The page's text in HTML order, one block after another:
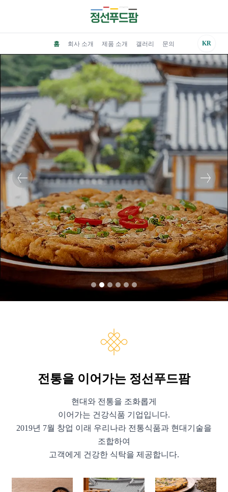
홈 회사 소개 제품 소개 갤러리 문의 KR
전통을 이어가는 정선푸드팜
현대와 전통을 조화롭게
이어가는 건강식품 기업입니다.
2019년 7월 창업 이래 우리나라 전통식품과 현대기술을
조합하여
고객에게 건강한 식탁을 제공합니다.